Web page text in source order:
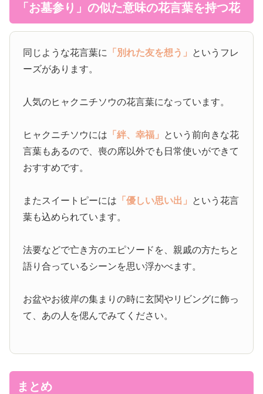
「お墓参り」の似た意味の花言葉を持つ花
同じような花言葉に 「別れた友を想う」 というフレ
ーズがあります。
人気のヒャクニチソウの花言葉になっています。
ヒャクニチソウには 「絆、幸福」 という前向きな花
言葉もあるので、喪の席以外でも日常使いができて
おすすめです。
またスイートピーには 「優しい思い出」 という花言
葉も込められています。
法要などで亡き方のエピソードを、親戚の方たちと
語り合っているシーンを思い浮かべます。
お盆やお彼岸の集まりの時に玄関やリビングに飾っ
て、あの人を偲んでみてください。
まとめ